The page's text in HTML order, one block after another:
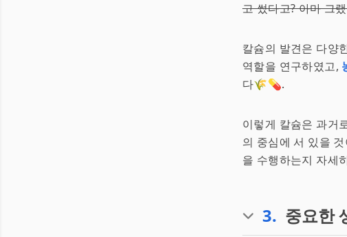
고 썼다고? 아마 그
칼슘의 발견은 다양
역할을 연구하였고,
다🌾💊.
이렇게 칼슘은 과거
의 중심에 서 있을
을 수행하는지 자세
3. 중요한